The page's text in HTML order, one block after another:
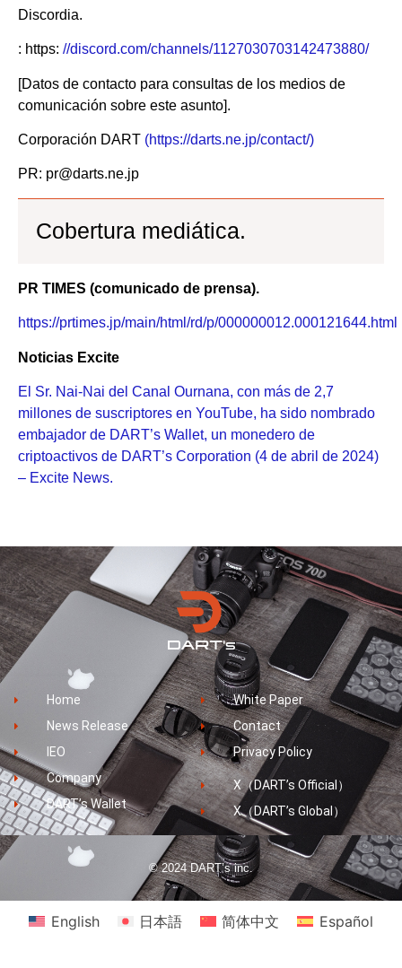
Discordia.
: https: //discord.com/channels/1127030703142473880/
[Datos de contacto para consultas de los medios de
comunicación sobre este asunto].
Corporación DART (https://darts.ne.jp/contact/)
PR: pr@darts.ne.jp
Cobertura mediática.
PR TIMES (comunicado de prensa).
https://prtimes.jp/main/html/rd/p/000000012.000121644.html
Noticias Excite
El Sr. Nai-Nai del Canal Ournana, con más de 2,7
millones de suscriptores en YouTube, ha sido nombrado
embajador de DART’s Wallet, un monedero de
criptoactivos de DART’s Corporation (4 de abril de 2024)
– Excite News.
Home
News Release
IEO
Company
DART’s Wallet
White Paper
Contact
Privacy Policy
X（DART’s Official）
X（DART’s Global）
© 2024 DART’s inc.
English 日本語 简体中文 Español